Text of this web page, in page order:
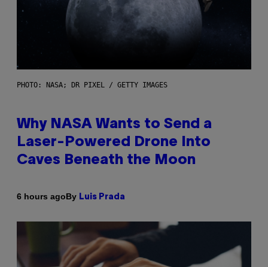
PHOTO: NASA; DR PIXEL / GETTY IMAGES
Why NASA Wants to Send a
Laser-Powered Drone Into
Caves Beneath the Moon
6 hours agoBy Luis Prada